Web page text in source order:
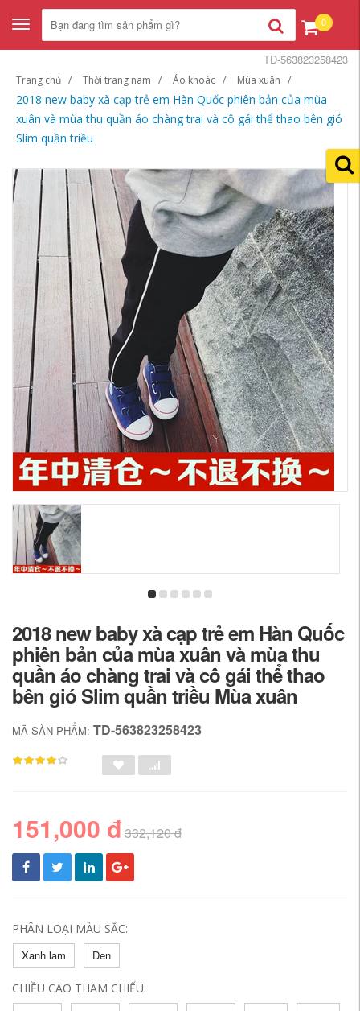
Toggle
navigation
0
Trang chủ Thời trang nam Áo khoác Mùa xuân
2018 new baby xà cạp trẻ em Hàn Quốc phiên bản của mùa
xuân và mùa thu quần áo chàng trai và cô gái thể thao bên gió
Slim quần triều
TD-563823258423
2018 new baby xà cạp trẻ em Hàn Quốc
phiên bản của mùa xuân và mùa thu
quần áo chàng trai và cô gái thể thao
bên gió Slim quần triều Mùa xuân
MÃ SẢN PHẨM: TD-563823258423
151,000 đ332,120 đ
PHÂN LOẠI MÀU SẮC:
Xanh lam
Đen
CHIỀU CAO THAM CHIẾU: